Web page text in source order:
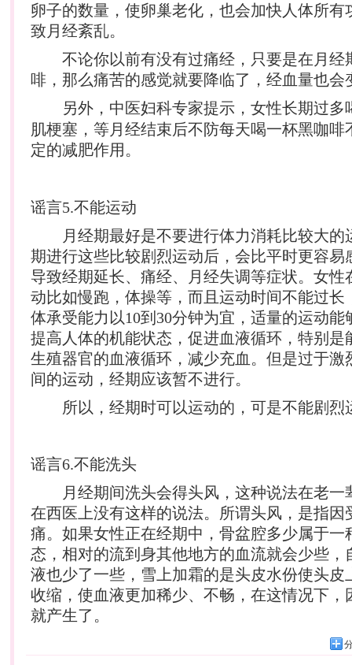
卵子的数量，使卵巢老化，也会加快人体所有
致月经紊乱。
不论你以前有没有过痛经，只要是在月经
啡，那么痛苦的感觉就要降临了，经血量也
另外，中医妇科专家提示，女性长期过多
肌梗塞，等月经结束后不防每天喝一杯黑咖啡
定的减肥作用。
谣言5.不能运动
月经期最好是不要进行体力消耗比较大的
期进行这些比较剧烈运动后，会比平时更容易
导致经期延长、痛经、月经失调等症状。女性
动比如慢跑，体操等，而且运动时间不能过长
体承受能力以10到30分钟为宜，适量的运动能
提高人体的机能状态，促进血液循环，特别是
生殖器官的血液循环，减少充血。但是过于激
间的运动，经期应该暂不进行。
所以，经期时可以运动的，可是不能剧烈
谣言6.不能洗头
月经期间洗头会得头风，这种说法在老一
在西医上没有这样的说法。所谓头风，是指因
痛。如果女性正在经期中，骨盆腔多少属于一
态，相对的流到身其他地方的血流就会少些，
液也少了一些，雪上加霜的是头皮水份使头皮
收缩，使血液更加稀少、不畅，在这情况下，
就产生了。